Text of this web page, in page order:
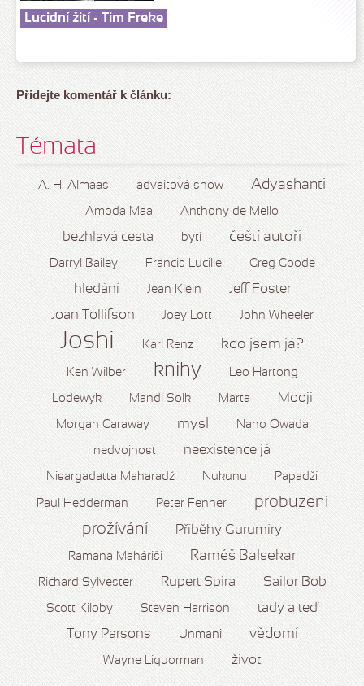
Lucidní žití - Tim Freke
Přidejte komentář k článku:
Témata
A. H. Almaas advaitová show Adyashanti
Amoda Maa Anthony de Mello
bezhlavá cesta bytí čeští autoři
Darryl Bailey Francis Lucille Greg Goode
hledání Jean Klein Jeff Foster
Joan Tollifson Joey Lott John Wheeler
Joshi Karl Renz kdo jsem já?
Ken Wilber knihy Leo Hartong
Lodewyk Mandi Solk Marta Mooji
Morgan Caraway mysl Naho Owada
nedvojnost neexistence já
Nisargadatta Maharadž Nukunu Papadží
Paul Hedderman Peter Fenner
probuzení
prožívání
Příběhy Gurumíry
Ramana Maháriši Raméš Balsekar
Richard Sylvester Rupert Spira Sailor Bob
Scott Kiloby Steven Harrison tady a teď
Tony Parsons Unmani vědomí
Wayne Liquorman život